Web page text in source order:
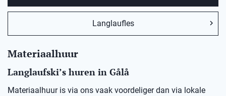
Langlaufles
Materiaalhuur
Langlaufski’s huren in Gålå
Materiaalhuur is via ons vaak voordeliger dan via lokale